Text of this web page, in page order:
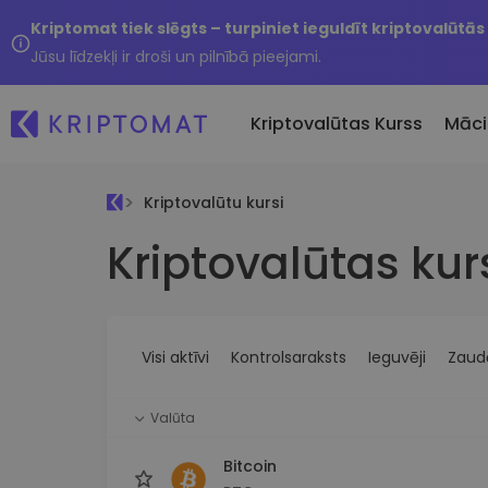
Kriptomat tiek slēgts – turpiniet ieguldīt kriptovalūtās
Jūsu līdzekļi ir droši un pilnībā pieejami.
Kriptovalūtas Kurss
Visas cenas
Vairāk nekā 300 kriptovalūtu Nesen
Pērciet vairāk nekā 300
kriptovalūtas
iespējas
Kriptovalūtu kursi
Kriptovalūtas
Visi aktīvi Kontrolsaraksts Ieguvēji
Valūta
Bitcoin